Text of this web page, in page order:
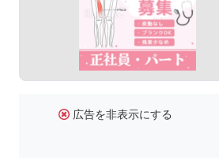
広告を非表示にする